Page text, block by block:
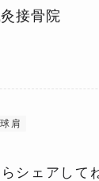
接骨院
肩
シェアして